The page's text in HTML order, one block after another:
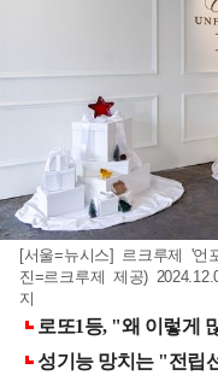
[서울=뉴시스] 르크루제 '
진=르크루제 제공)
지